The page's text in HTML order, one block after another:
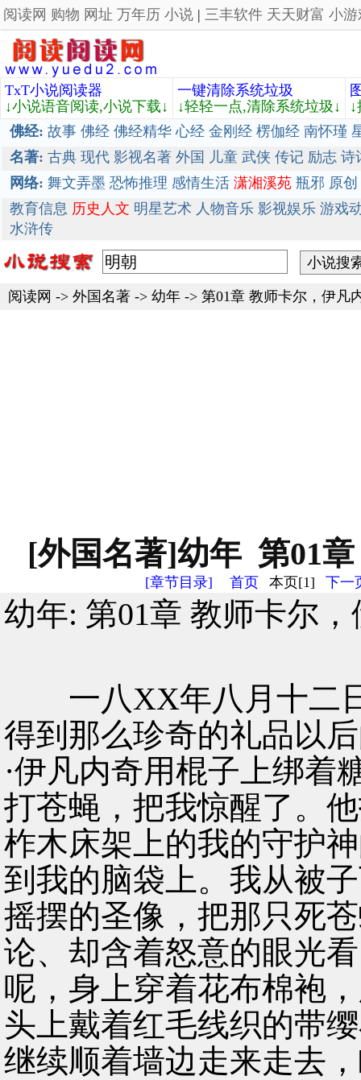
阅读网 购物 网址 万年历 小说 | 三丰软件 天天财富 小游
TxT小说阅读器
↓小说语音阅读,小说下载↓
一键清除系统垃圾
↓轻轻一点,清除系统垃圾↓
佛经: 故事 佛经 佛经精华 心经 金刚经 楞伽经 南怀瑾
名著: 古典 现代 影视名著 外国 儿童 武侠 传记 励志 诗
网络: 舞文弄墨 恐怖推理 感情生活 潇湘溪苑 瓶邪 原创
教育信息 历史人文 明星艺术 人物音乐 影视娱乐 游戏
水浒传
阅读网 -> 外国名著 -> 幼年 -> 第01章 教师卡尔，伊凡
[外国名著]幼年 第01
[章节目录] 首页 本页[1] 下一
幼年: 第01章 教师卡尔
一八XX年八月十二
得到那么珍奇的礼品以
·伊凡内奇用棍子上绑着
打苍蝇，把我惊醒了。
柞木床架上的我的守护
到我的脑袋上。我从被
摇摆的圣像，把那只死
论、却含着怒意的眼光
呢，身上穿着花布棉袍
头上戴着红毛线织的带
继续顺着墙边走来走去